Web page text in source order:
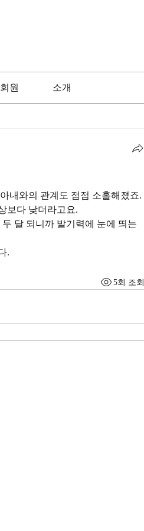
회원 소개
내와의 관계도 점점 소홀해졌죠.
보다 낮더라고요.
달 되니까 발기력에 눈에 띄는
.
5회 조회